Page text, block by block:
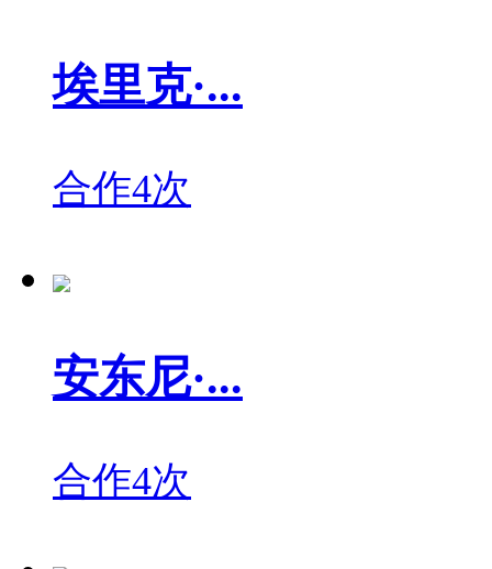
埃里克·...
合作4次
安东尼·...
合作4次